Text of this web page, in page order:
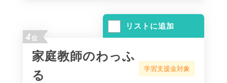
リストに追加
4位
家庭教師のわっふ
る
学習支援金対象